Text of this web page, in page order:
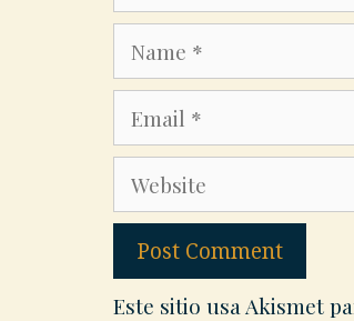
Website
Este sitio usa Akismet